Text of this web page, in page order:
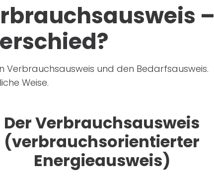
–
Verbrauchsausweis und den Bedarfsausweis.
Weise.
Der Verbrauchsausweis
(verbrauchsorientierter
Energieausweis)